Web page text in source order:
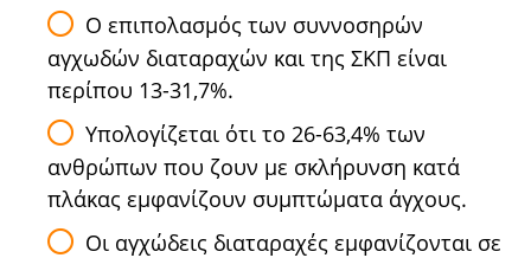
Ο επιπολασμός των συννοσηρών
αγχωδών διαταραχών και της ΣΚΠ είναι
περίπου 13-31,7%.
Υπολογίζεται ότι το 26-63,4% των
ανθρώπων που ζουν με σκλήρυνση κατά
πλάκας εμφανίζουν συμπτώματα άγχους.
Οι αγχώδεις διαταραχές εμφανίζονται σε